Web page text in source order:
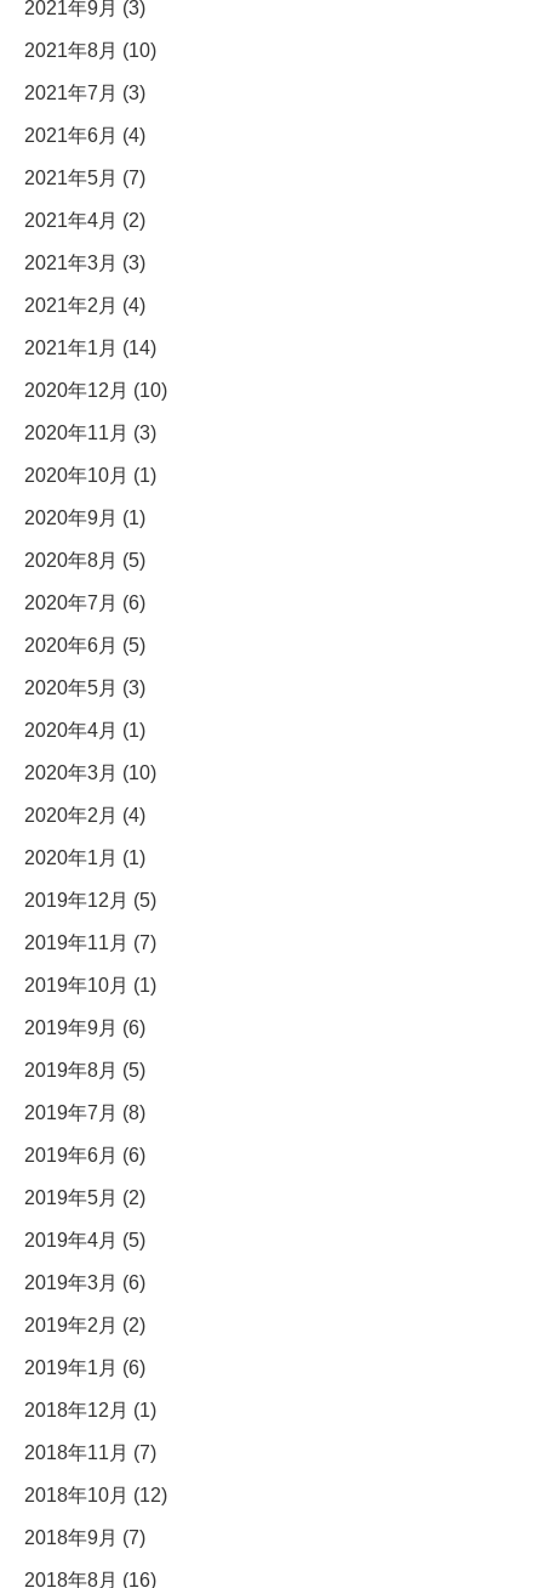
2021年9月 (3)
2021年8月 (10)
2021年7月 (3)
2021年6月 (4)
2021年5月 (7)
2021年4月 (2)
2021年3月 (3)
2021年2月 (4)
2021年1月 (14)
2020年12月 (10)
2020年11月 (3)
2020年10月 (1)
2020年9月 (1)
2020年8月 (5)
2020年7月 (6)
2020年6月 (5)
2020年5月 (3)
2020年4月 (1)
2020年3月 (10)
2020年2月 (4)
2020年1月 (1)
2019年12月 (5)
2019年11月 (7)
2019年10月 (1)
2019年9月 (6)
2019年8月 (5)
2019年7月 (8)
2019年6月 (6)
2019年5月 (2)
2019年4月 (5)
2019年3月 (6)
2019年2月 (2)
2019年1月 (6)
2018年12月 (1)
2018年11月 (7)
2018年10月 (12)
2018年9月 (7)
2018年8月 (16)